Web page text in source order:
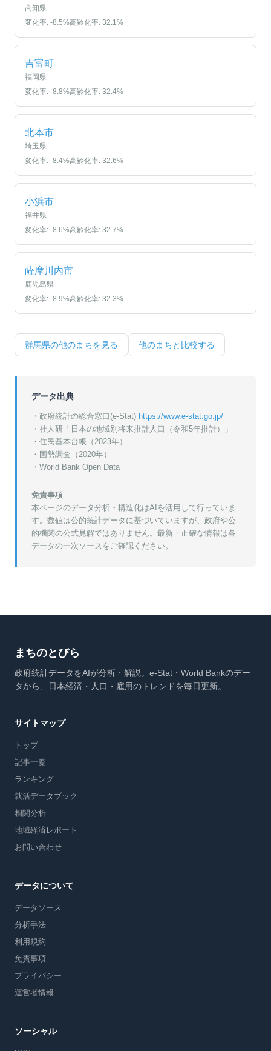
高知県
変化率: -8.5%高齢化率: 32.1%
吉富町
福岡県
変化率: -8.8%高齢化率: 32.4%
北本市
埼玉県
変化率: -8.4%高齢化率: 32.6%
小浜市
福井県
変化率: -8.6%高齢化率: 32.7%
薩摩川内市
鹿児島県
変化率: -8.9%高齢化率: 32.3%
群馬県の他のまちを見る 他のまちと比較する
データ出典
・政府統計の総合窓口(e-Stat) https://www.e-stat.go.jp/
・ 社人研「日本の地域別将来推計人口（令和5年推計）」
・ 住民基本台帳（2023年）
・ 国勢調査（2020年）
・World Bank Open Data
免責事項
本ページのデータ分析・構造化はAIを活用して行っていま
す。数値は公的統計データに基づいていますが、政府や公
的機関の公式見解ではありません。最新・正確な情報は各
データの一次ソースをご確認ください。
まちのとびら
政府統計データをAIが分析・解説。e-Stat・World Bankのデー
タから、日本経済・人口・雇用のトレンドを毎日更新。
サイトマップ
トップ
記事一覧
ランキング
就活データブック
相関分析
地域経済レポート
お問い合わせ
データについて
データソース
分析手法
利用規約
免責事項
プライバシー
運営者情報
ソーシャル